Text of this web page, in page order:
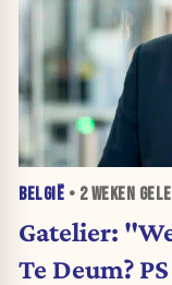
BELGIË • 2 WEKEN
Gatelier:
Te Deum?